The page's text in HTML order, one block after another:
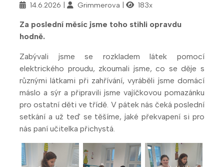
14.6.2026 Grimmerova 183x
Za poslední měsíc jsme toho stihli opravdu
hodně.
Zabývali jsme se rozkladem látek pomocí
elektrického proudu, zkoumali jsme, co se děje s
různými látkami při zahřívání, vyráběli jsme domácí
máslo a sýr a připravili jsme vajíčkovou pomazánku
pro ostatní děti ve třídě. V pátek nás čeká poslední
setkání a už teď se těšíme, jaké překvapení si pro
nás paní učitelka přichystá.